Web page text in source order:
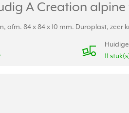
A Creation alpine
afm. 84 x 84 x 10 mm. Duroplast, zeer
11